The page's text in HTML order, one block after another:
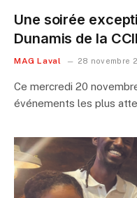
Une soirée
Dunamis de la
MAG Laval 28 novembre
Ce mercredi 20
événements les plus